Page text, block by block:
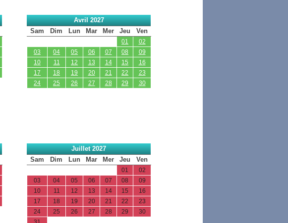
Avril 2027
Sam
Dim Lun Mar Mer Jeu Ven
01
02
03
04 05 06 07 08
09
10
11 12 13 14 15
16
17
18 19 20 21 22
23
24
25 26 27 28 29 30
Juillet 2027
Sam
Dim Lun Mar Mer Jeu Ven
01
02
03
04 05 06 07 08
09
10
11 12 13 14 15
16
17
18 19 20 21 22
23
24
25 26 27 28 29
30